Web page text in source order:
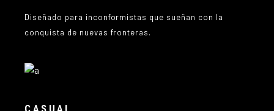
Diseñado para inconformistas que sueñan con la
conquista de nuevas fronteras.
CASUAL